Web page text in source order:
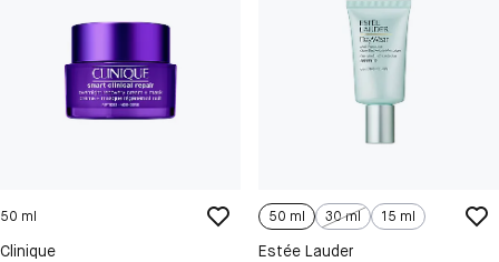
50 ml
Clinique
50 ml 30 ml 15 ml
Estée Lauder